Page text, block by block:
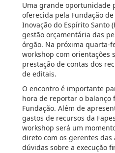
Uma grande oportunidade
oferecida pela Fundação
Inovação do Espírito Santo
gestão orçamentária das
órgão. Na próxima quarta-
workshop com orientações
prestação de contas dos
de editais.
O encontro é importante
hora de reportar o balanço
Fundação. Além de
gastos de recursos da
workshop será um
direto com os gerentes
dúvidas sobre a execução